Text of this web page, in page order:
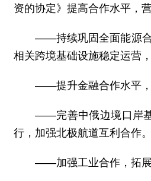
资的协定》提高合作水平，
——持续巩固全面能源合
相关跨境基础设施稳定运营
——提升金融合作水平，
——完善中俄边境口岸基
行，加强北极航道互利合作。
——加强工业合作，拓